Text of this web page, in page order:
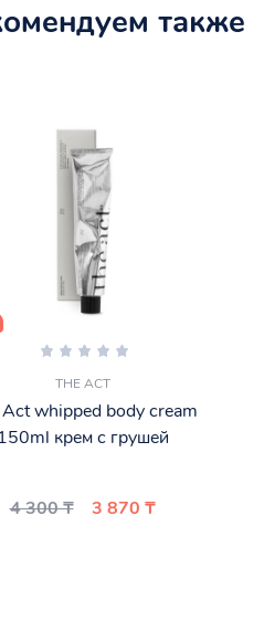
также
THE ACT
whipped body cream
150ml крем с грушей
4 300 ₸ 3 870 ₸